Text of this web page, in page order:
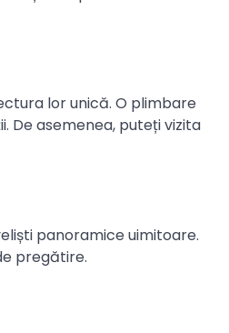
lor unică. O plimbare
De asemenea, puteți vizita
panoramice uimitoare.
pregătire.